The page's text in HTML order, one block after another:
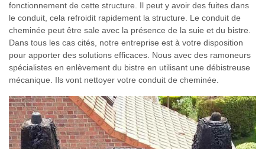
fonctionnement de cette structure. Il peut y avoir des fuites dans
le conduit, cela refroidit rapidement la structure. Le conduit de
cheminée peut être sale avec la présence de la suie et du bistre.
Dans tous les cas cités, notre entreprise est à votre disposition
pour apporter des solutions efficaces. Nous avec des ramoneurs
spécialistes en enlèvement du bistre en utilisant une débistreuse
mécanique. Ils vont nettoyer votre conduit de cheminée.